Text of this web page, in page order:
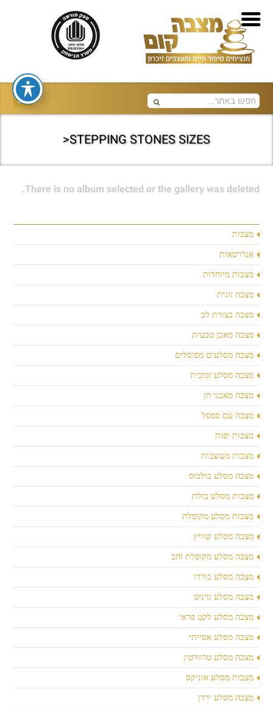
STEPPING STONES SIZES<
מצבות
אנדרטאות
מצבות מיוחדות
מצבה זוגית
מצבה בצורת לב
מצבה מאבן טבעית
מצבה מסלעים מפוסלים
מצבה מסלע זכוכית
מצבה מאבני חן
מצבה עם ספסל
מצבות יפות
מצבות מעוצבות
מצבה מסלע בולבוס
מצבות מסלע בזלת
מצבות מסלע מקופלת
מצבה מסלע שוויץ
מצבה מסלע מקופלת זהב
מצבה מסלע בורדו
מצבה מסלע גרניט
מצבה מסלע לקט פראי
מצבה מסלע אסייתי
מצבה מסלע טרוורטין
מצבות מסלע אוניקס
מצבה מסלע ירדן
There is no album selected or the gallery was deleted.